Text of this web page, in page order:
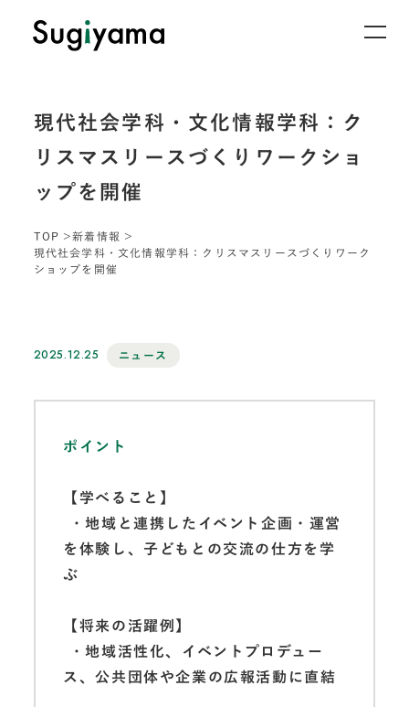
現代社会学科・文化情報学科：ク
リスマスリースづくりワークショ
ップを開催
TOP
新着情報
現代社会学科・文化情報学科：クリスマスリースづくりワーク
ショップを開催
2025.12.25 ニュース
ポイント
【学べること】
・地域と連携したイベント企画・運営
を体験し、子どもとの交流の仕方を学
ぶ
【将来の活躍例】
・地域活性化、イベントプロデュー
ス、公共団体や企業の広報活動に直結